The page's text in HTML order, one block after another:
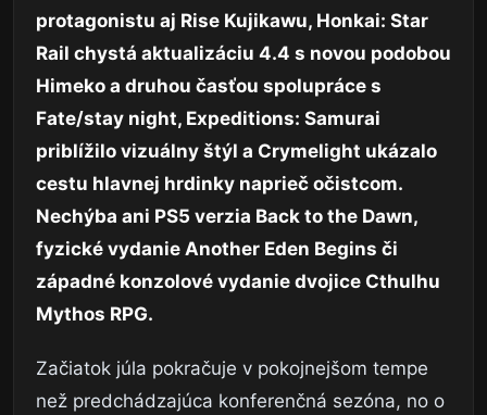
protagonistu aj Rise Kujikawu, Honkai: Star
Rail chystá aktualizáciu 4.4 s novou podobou
Himeko a druhou časťou spolupráce s
Fate/stay night, Expeditions: Samurai
priblížilo vizuálny štýl a Crymelight ukázalo
cestu hlavnej hrdinky naprieč očistcom.
Nechýba ani PS5 verzia Back to the Dawn,
fyzické vydanie Another Eden Begins či
západné konzolové vydanie dvojice Cthulhu
Mythos RPG.
Začiatok júla pokračuje v pokojnejšom tempe
než predchádzajúca konferenčná sezóna, no o